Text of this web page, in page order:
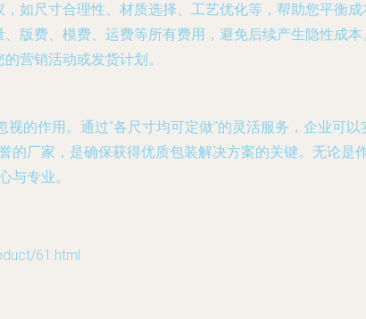
如尺寸合理性、材质选择、工艺优化等，帮助您平衡成
版费、模费、运费等所有费用，避免后续产生隐性成本
营销活动或发货计划。
的作用。通过“各尺寸均可定做”的灵活服务，企业可
厂家，是确保获得优质包装解决方案的关键。无论是
与专业。
61.html